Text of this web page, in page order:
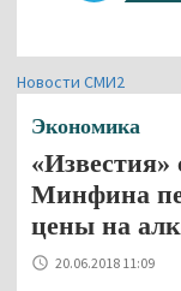
Новости СМИ2
Экономика
Минфина
цены на
20.06.2018 11:09